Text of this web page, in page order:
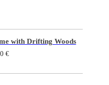
with Drifting Woods
€